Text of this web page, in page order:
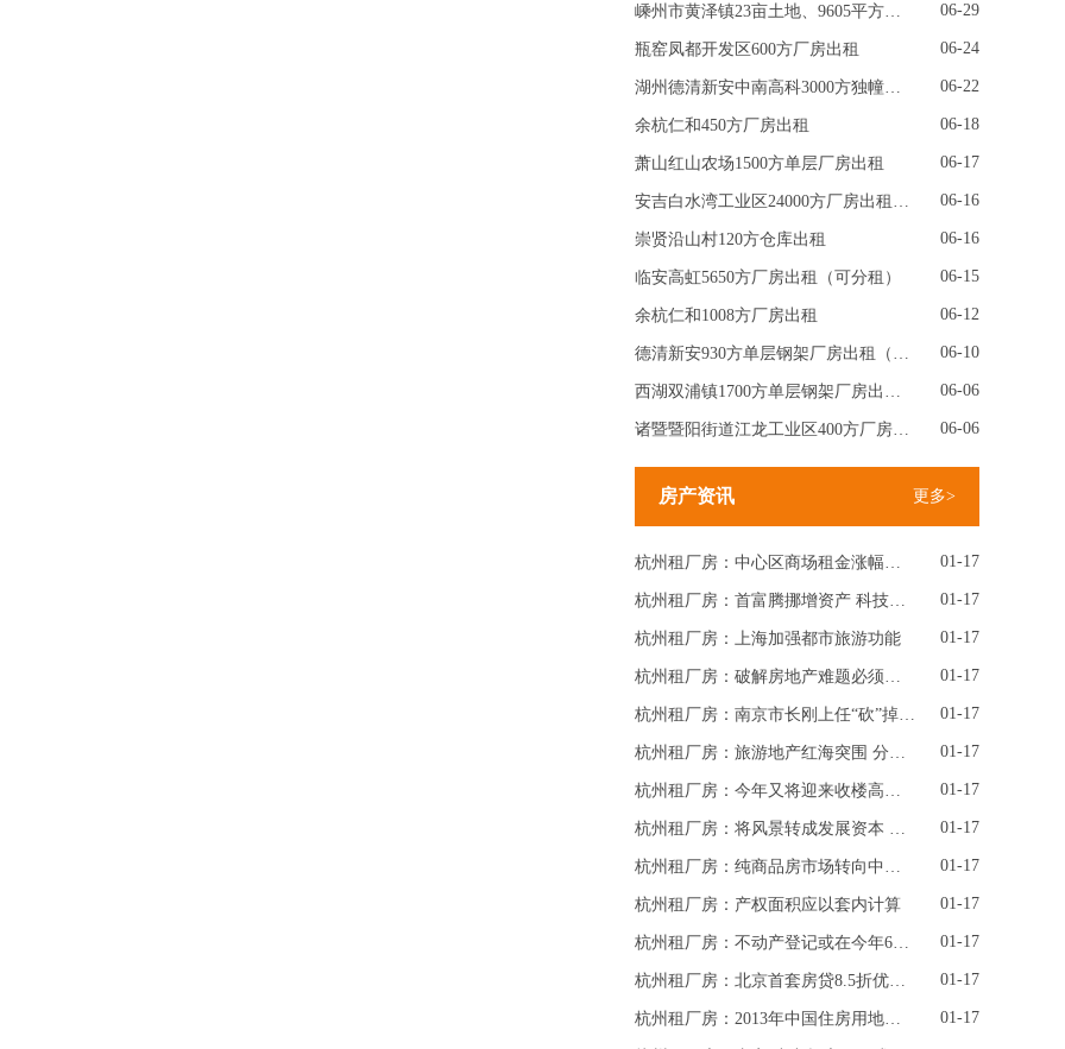
嵊州市黄泽镇23亩土地、9605平方厂房出售 06-29
瓶窑凤都开发区600方厂房出租 06-24
湖州德清新安中南高科3000方独幢厂房出租（可分租） 06-22
余杭仁和450方厂房出租 06-18
萧山红山农场1500方单层厂房出租 06-17
安吉白水湾工业区24000方厂房出租（可分租） 06-16
崇贤沿山村120方仓库出租 06-16
临安高虹5650方厂房出租（可分租） 06-15
余杭仁和1008方厂房出租 06-12
德清新安930方单层钢架厂房出租（带5吨行车） 06-10
西湖双浦镇1700方单层钢架厂房出租（成功租出） 06-06
诸暨暨阳街道江龙工业区400方厂房出租 06-06
房产资讯 更多>
杭州租厂房：中心区商场租金涨幅收窄 招商难开业难或凸显 01-17
杭州租厂房：首富腾挪增资产 科技新贵财富爆发 01-17
杭州租厂房：上海加强都市旅游功能 01-17
杭州租厂房：破解房地产难题必须从更深层面着手 01-17
杭州租厂房：南京市长刚上任“砍”掉城市建设项目103个亿 01-17
杭州租厂房：旅游地产红海突围 分红模式挑战项目运作 01-17
杭州租厂房：今年又将迎来收楼高峰 市场售价或难再创新高 01-17
杭州租厂房：将风景转成发展资本 实现经济绿色起跑 01-17
杭州租厂房：纯商品房市场转向中高端 01-17
杭州租厂房：产权面积应以套内计算 01-17
杭州租厂房：不动产登记或在今年6月底前动真格 01-17
杭州租厂房：北京首套房贷8.5折优惠利率将全面取消 01-17
杭州租厂房：2013年中国住房用地供应达历年最高 01-17